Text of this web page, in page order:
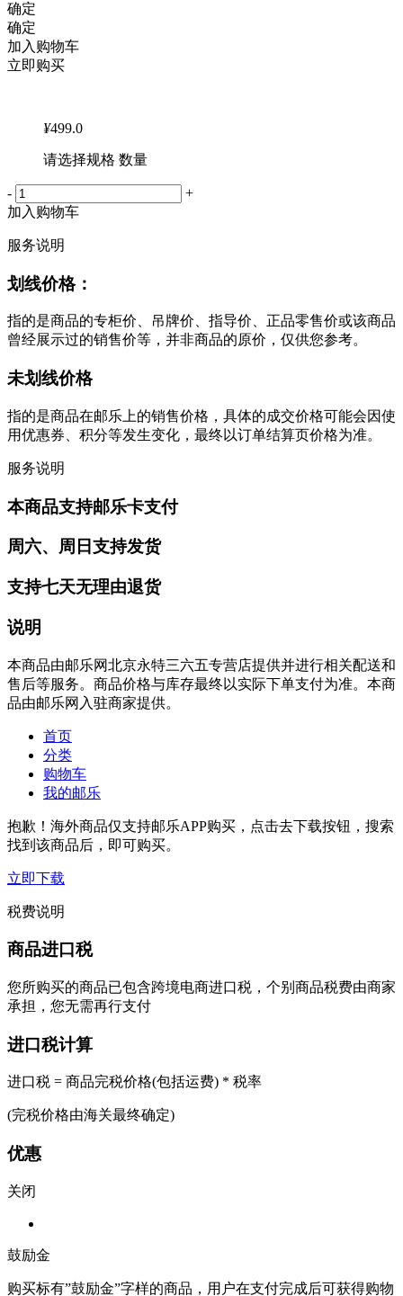
确定
确定
加入购物车
立即购买
¥499.0
请选择规格 数量
-
+
加入购物车
服务说明
划线价格：
指的是商品的专柜价、吊牌价、指导价、正品零售价或该商品
曾经展示过的销售价等，并非商品的原价，仅供您参考。
未划线价格
指的是商品在邮乐上的销售价格，具体的成交价格可能会因使
用优惠券、积分等发生变化，最终以订单结算页价格为准。
服务说明
本商品支持邮乐卡支付
周六、周日支持发货
支持七天无理由退货
说明
本商品由邮乐网北京永特三六五专营店提供并进行相关配送和
售后等服务。商品价格与库存最终以实际下单支付为准。本商
品由邮乐网入驻商家提供。
首页
分类
购物车
我的邮乐
抱歉！海外商品仅支持邮乐APP购买，点击去下载按钮，搜索
找到该商品后，即可购买。
立即下载
税费说明
商品进口税
您所购买的商品已包含跨境电商进口税，个别商品税费由商家
承担，您无需再行支付
进口税计算
进口税 = 商品完税价格(包括运费) * 税率
(完税价格由海关最终确定)
优惠
关闭
鼓励金
购买标有”鼓励金”字样的商品，用户在支付完成后可获得购物